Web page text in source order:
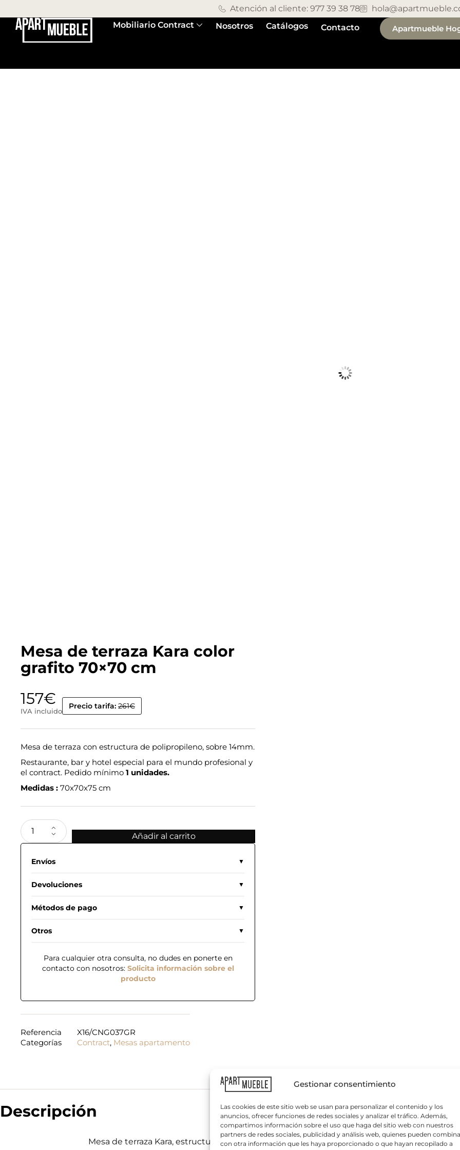
Gestionar consentimiento
Las cookies de este sitio web se usan para personalizar el contenido y los
anuncios, ofrecer funciones de redes sociales y analizar el tráfico. Además,
compartimos información sobre el uso que haga del sitio web con nuestros
partners de redes sociales, publicidad y análisis web, quienes pueden
con otra información que les haya proporcionado o que hayan recopilado a
Atención al cliente: 977 39 38 78
Mobiliario Contract
Nosotros Catálogos Contacto Apartmueble
Mesa de terraza Kara color
grafito 70×70 cm
157€
IVA incluido
Precio tarifa: 261€
Mesa de terraza con estructura de polipropileno, sobre 14mm.
Restaurante, bar y hotel especial para el mundo profesional y
el contract. Pedido mínimo 1 unidades.
Medidas : 70x70x75 cm
Añadir al carrito
Envíos
Devoluciones
Métodos de pago
Otros
Para cualquier otra consulta, no dudes en ponerte en
contacto con nosotros: Solicita información sobre el
producto
Referencia
X16/CNG037GR
Categorías
Contract, Mesas apartamento
Descripción
Mesa de terraza Kara, estructura de polipropileno.
N
b
r
f
e
e
l
e
c
t
e
c